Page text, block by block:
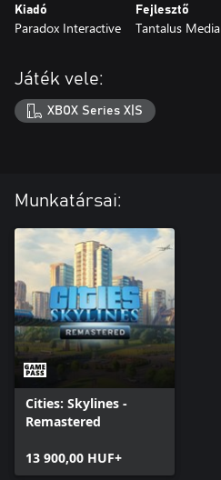
Kiadó
Paradox Interactive
Fejlesztő
Tantalus Media
Játék vele:
XBOX Series X|S
Munkatársai:
Cities: Skylines -
Remastered
13 900,00 HUF+